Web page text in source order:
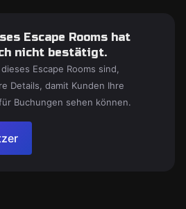
Escape Rooms hat
nicht bestätigt.
Escape Rooms sind,
Details, damit Kunden Ihre
Buchungen sehen können.